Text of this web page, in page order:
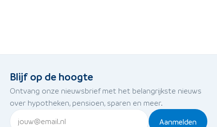
Blijf op de hoogte
Ontvang onze nieuwsbrief met het belangrijkste nieuws
over hypotheken, pensioen, sparen en meer.
Aanmelden